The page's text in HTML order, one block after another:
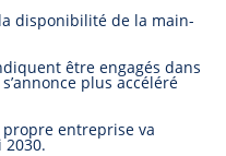
disponibilité de la main-
être engagés dans
plus accéléré
entreprise va